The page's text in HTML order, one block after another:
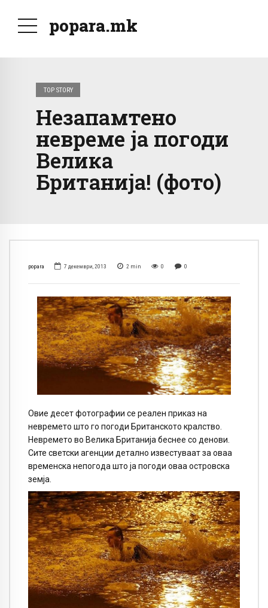
popara.mk
TOP STORY
Незапамтено
невреме ја погоди
Велика
Британија! (фото)
popara 7 декември, 2013 2 min 0 0
Овие десет фотографии се реален приказ на
невремето што го погоди Британското кралство.
Невремето во Велика Британија беснее со денови.
Сите светски агенции детално известуваат за оваа
временска непогода што ја погоди оваа островска
земја.